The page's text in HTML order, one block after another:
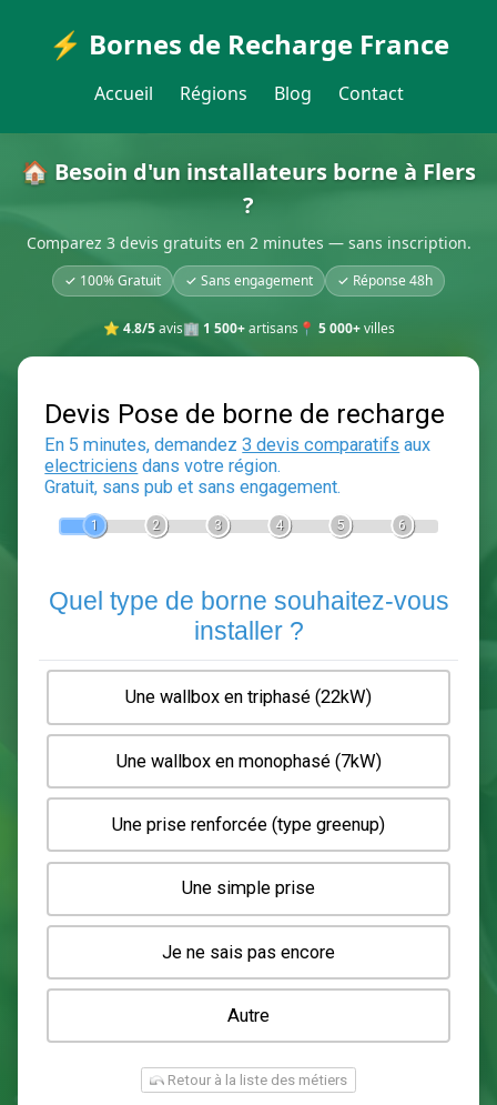
⚡ Bornes de Recharge France
Accueil Régions Blog Contact
🏠 Besoin d'un installateurs borne à Flers
?
Comparez 3 devis gratuits en 2 minutes — sans inscription.
✓ 100% Gratuit ✓ Sans engagement ✓ Réponse 48h
⭐ 4.8/5avis🏢 1 500+artisans 📍 5 000+villes
Devis Pose de borne de
En 5 minutes, demandez3 devis comparatifs
Gratuit, sans pub et sans engagement.
2 3 6
Quel type de borne souhaitez-
installer ?
Une wallbox en triphasé (22kW)
Une wallbox en monophasé (7kW)
Une prise renforcée (type greenup)
Une simple prise